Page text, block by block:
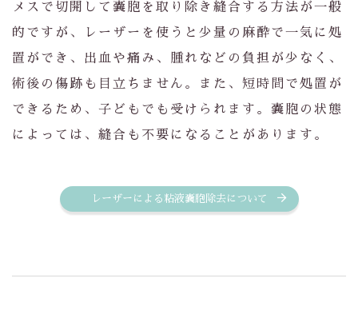
メスで切開して嚢胞を取り除き縫合する方法が一般
的ですが、レーザーを使うと少量の麻酔で一気に処
置ができ、出血や痛み、腫れなどの負担が少なく、
術後の傷跡も目立ちません。また、短時間で処置が
できるため、子どもでも受けられます。嚢胞の状態
によっては、縫合も不要になることがあります。
レーザーによる粘液嚢胞除去について